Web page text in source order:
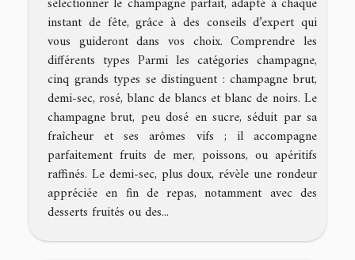
instant de fête, grâce à des conseils d’expert qui
vous guideront dans vos choix. Comprendre les
différents types Parmi les catégories champagne,
cinq grands types se distinguent : champagne brut,
demi-sec, rosé, blanc de blancs et blanc de noirs. Le
champagne brut, peu dosé en sucre, séduit par sa
fraîcheur et ses arômes vifs ; il accompagne
parfaitement fruits de mer, poissons, ou apéritifs
raffinés. Le demi-sec, plus doux, révèle une rondeur
appréciée en fin de repas, notamment avec des
desserts fruités ou des...